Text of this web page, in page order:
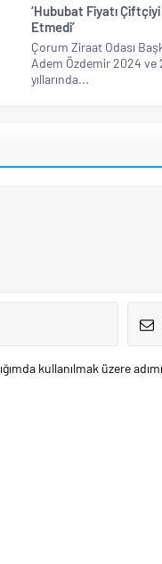
‘Hububat Fiyatı
Etmedi’
Çorum Ziraat Odası
Adem Özdemir 2024 ve
yıllarında...
kullanılmak üzere